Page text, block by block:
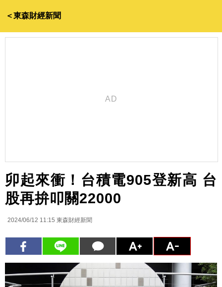
＜東森財經新聞
卯起來衝！台積電905登新高 台
股再拚叩關22000
2024/06/12 11:15 東森財經新聞